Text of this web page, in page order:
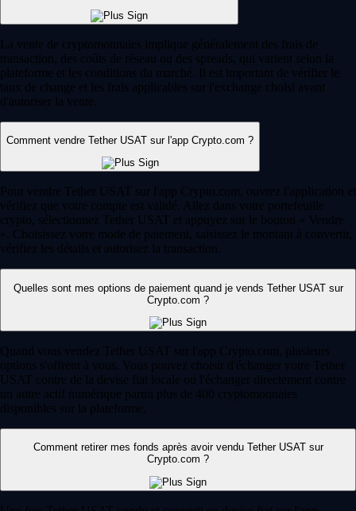
La vente de cryptomonnaies implique généralement des frais de
transaction, des coûts de réseau ou des spreads, qui varient selon la
plateforme et les conditions du marché. Il est important de vérifier le
taux de change et les frais applicables sur l'exchange choisi avant
d'autoriser la vente.
Comment vendre Tether USAT sur l'app Crypto.com ?
Pour vendre Tether USAT sur l'app Crypto.com, ouvrez l'application et
vérifiez que votre compte est validé. Allez dans votre portefeuille
crypto, sélectionnez Tether USAT et appuyez sur le bouton « Vendre
». Choisissez votre mode de paiement, saisissez le montant à convertir,
vérifiez les détails et autorisez la transaction.
Quelles sont mes options de paiement quand je vends Tether USAT sur
Crypto.com ?
Quand vous vendez Tether USAT sur l'app Crypto.com, plusieurs
options s'offrent à vous. Vous pouvez choisir d'échanger votre Tether
USAT contre de la devise fiat locale ou l'échanger directement contre
un autre actif numérique parmi plus de 400 cryptomonnaies
disponibles sur la plateforme.
Comment retirer mes fonds après avoir vendu Tether USAT sur
Crypto.com ?